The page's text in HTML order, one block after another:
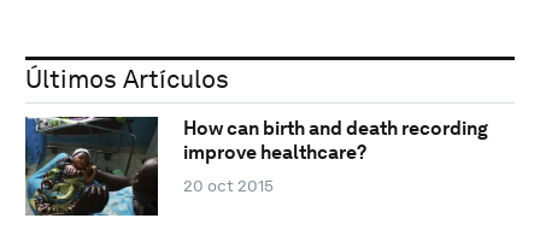
Últimos Artículos
How can birth and death recording
improve healthcare?
20 oct 2015